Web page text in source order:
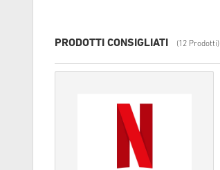
PRODOTTI CONSIGLIATI (12 Prodotti)